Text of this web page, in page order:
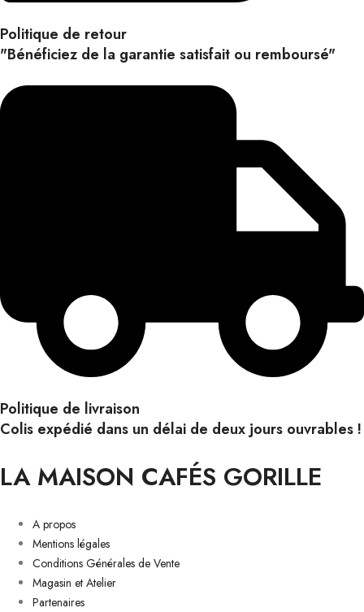
Politique de retour
"Bénéficiez de la garantie satisfait ou remboursé"
Politique de livraison
Colis expédié dans un délai de deux jours ouvrables !
LA MAISON CAFÉS GORILLE
A propos
Mentions légales
Conditions Générales de Vente
Magasin et Atelier
Partenaires